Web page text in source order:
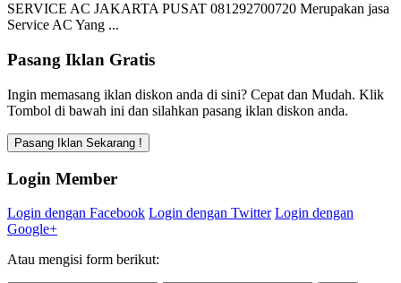
SERVICE AC JAKARTA PUSAT 081292700720 Merupakan jasa
Service AC Yang ...
Pasang Iklan Gratis
Ingin memasang iklan diskon anda di sini? Cepat dan Mudah. Klik
Tombol di bawah ini dan silahkan pasang iklan diskon anda.
Login Member
Login dengan Facebook Login dengan Twitter Login dengan
Google+
Atau mengisi form berikut: